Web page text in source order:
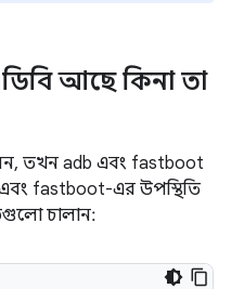
আছে কিনা তা
তখন adb এবং fastboot
fastboot-এর উপস্থিতি
চালান: